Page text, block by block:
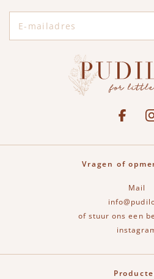
See our
Vragen of
Mail
of stuur ons een